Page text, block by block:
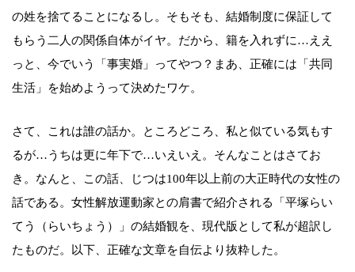
の姓を捨てることになるし。そもそも、結婚制度に保証して
もらう二人の関係自体がイヤ。だから、籍を入れずに…ええ
っと、今でいう「事実婚」ってやつ？まあ、正確には「共同
生活」を始めようって決めたワケ。
さて、これは誰の話か。ところどころ、私と似ている気もす
るが…うちは更に年下で…いえいえ。そんなことはさてお
き。なんと、この話、じつは100年以上前の大正時代の女性の
話である。女性解放運動家との肩書で紹介される「平塚らい
てう（らいちょう）」の結婚観を、現代版として私が超訳し
たものだ。以下、正確な文章を自伝より抜粋した。